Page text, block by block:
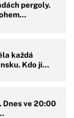
pergoly.
každá
Kdo jí…
Dnes ve 20:00